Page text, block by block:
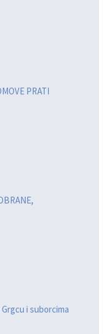
PRATI
i suborcima